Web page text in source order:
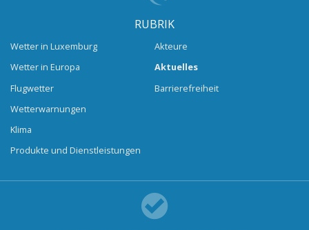
RUBRIK
Wetter in Luxemburg
Wetter in Europa
Flugwetter
Wetterwarnungen
Klima
Produkte und Dienstleistungen
Akteure
Aktuelles
Barrierefreiheit